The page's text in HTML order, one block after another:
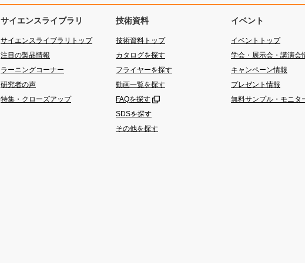
サイエンスライブラリ
サイエンスライブラリトップ
注目の製品情報
ラーニングコーナー
研究者の声
特集・クローズアップ
技術資料
技術資料トップ
カタログを探す
フライヤーを探す
動画一覧を探す
FAQを探す
SDSを探す
その他を探す
イベント
イベントトップ
学会・展示会・講演会
キャンペーン情報
プレゼント情報
無料サンプル・モニタ